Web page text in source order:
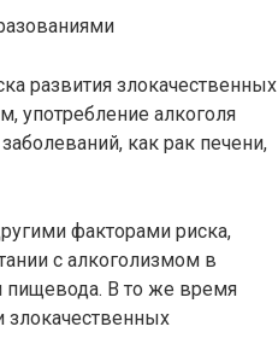
развития злокачественных
употребление алкоголя
как рак печени,
факторами риска,
с алкоголизмом в
пищевода. В то же время
злокачественных